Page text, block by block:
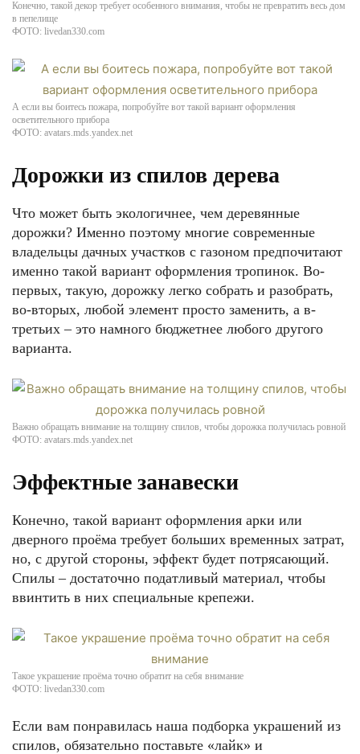
Конечно, такой декор требует особенного внимания, чтобы не превратить весь дом
в пепелище
ФОТО: livedan330.com
А если вы боитесь пожара, попробуйте вот такой вариант оформления
осветительного прибора
ФОТО: avatars.mds.yandex.net
Дорожки из спилов дерева
Что может быть экологичнее, чем деревянные
дорожки? Именно поэтому многие современные
владельцы дачных участков с газоном предпочитают
именно такой вариант оформления тропинок. Во-
первых, такую, дорожку легко собрать и разобрать,
во-вторых, любой элемент просто заменить, а в-
третьих – это намного бюджетнее любого другого
варианта.
Важно обращать внимание на толщину спилов, чтобы дорожка получилась ровной
ФОТО: avatars.mds.yandex.net
Эффектные занавески
Конечно, такой вариант оформления арки или
дверного проёма требует больших временных затрат,
но, с другой стороны, эффект будет потрясающий.
Спилы – достаточно податливый материал, чтобы
ввинтить в них специальные крепежи.
Такое украшение проёма точно обратит на себя внимание
ФОТО: livedan330.com
Если вам понравилась наша подборка украшений из
спилов, обязательно поставьте «лайк» и